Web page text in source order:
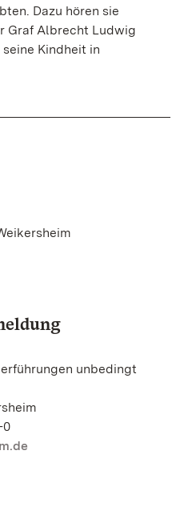
Dazu hören sie
Graf Albrecht Ludwig
Kindheit in
unbedingt
0